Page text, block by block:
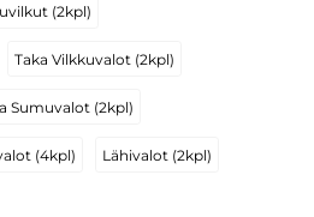
(2kpl)
Taka Vilkkuvalot (2kpl)
Sumuvalot (2kpl)
(4kpl) Lähivalot (2kpl)